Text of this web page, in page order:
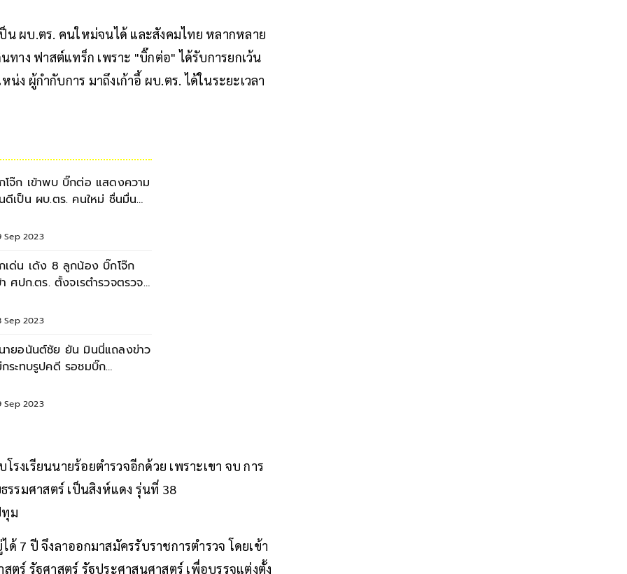
น ผบ.ตร. คนใหม่จนได้ และสังคมไทย หลากหลาย
ทาง ฟาสต์แทร็ก เพราะ "บิ๊กต่อ" ได้รับการยกเว้น
ง ผู้กำกับการ มาถึงเก้าอี้ ผบ.ตร. ได้ในระยะเวลา
โจ๊ก เข้าพบ บิ๊กต่อ แสดงความ
ดีเป็น ผบ.ตร. คนใหม่ ชื่นมื่น
Sep 2023
เด่น เด้ง 8 ลูกน้อง บิ๊กโจ๊ก
า ศปก.ตร. ตั้งจเรตำรวจตรวจ
Sep 2023
ายอนันต์ชัย ยัน มินนี่แถลงข่าว
กระทบรูปคดี รอชมบิ๊ก
Sep 2023
รงเรียนนายร้อยตำรวจอีกด้วย เพราะเขา จบ การ
รมศาสตร์ เป็นสิงห์แดง รุ่นที่ 38
ม
7 ปี จึงลาออกมาสมัครรับราชการตำรวจ โดยเข้า
ร์ รัฐศาสตร์ รัฐประศาสนศาสตร์ เพื่อบรรจุแต่งตั้ง